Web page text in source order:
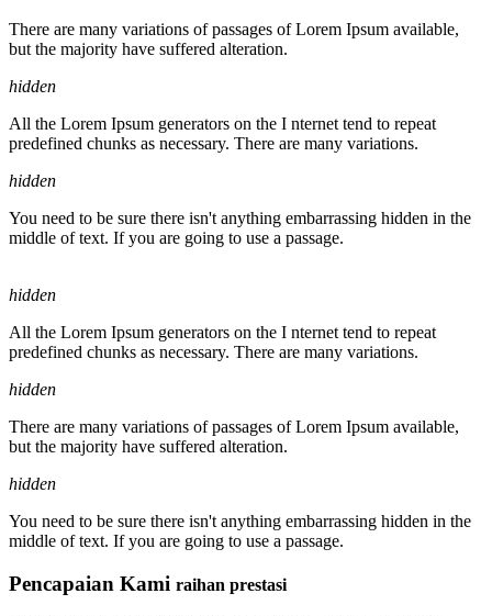
There are many variations of passages of Lorem Ipsum available,
but the majority have suffered alteration.
hidden
All the Lorem Ipsum generators on the I nternet tend to repeat
predefined chunks as necessary. There are many variations.
hidden
You need to be sure there isn't anything embarrassing hidden in the
middle of text. If you are going to use a passage.
hidden
All the Lorem Ipsum generators on the I nternet tend to repeat
predefined chunks as necessary. There are many variations.
hidden
There are many variations of passages of Lorem Ipsum available,
but the majority have suffered alteration.
hidden
You need to be sure there isn't anything embarrassing hidden in the
middle of text. If you are going to use a passage.
Pencapaian Kami raihan prestasi